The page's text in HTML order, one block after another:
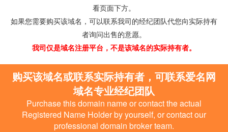
看页面下方。
如果您需要购买该域名，可以联系我司的经纪团队代您向实际持有
者询问出售的意愿。
我司仅是域名注册平台，不是该域名的实际持有者。
购买该域名或联系实际持有者，可联系爱名网
域名专业经纪团队
Purchase this domain name or contact the actual
Registered Name Holder by yourself, or contact our
professional domain broker team.